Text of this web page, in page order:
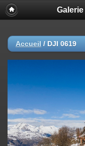
Accueil / DJI 0619